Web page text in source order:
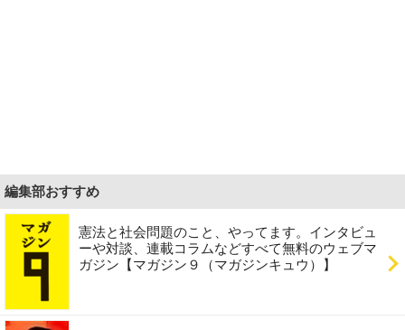
編集部おすすめ
憲法と社会問題のこと、やってます。インタビュ
ーや対談、連載コラムなどすべて無料のウェブマ
ガジン【マガジン９（マガジンキュウ）】